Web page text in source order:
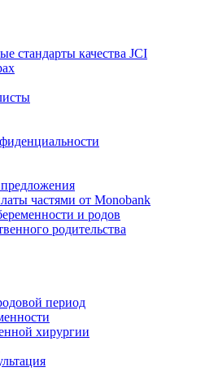
стандарты качества JCI
частями от Monobank
и родов
родительства
период
хирургии